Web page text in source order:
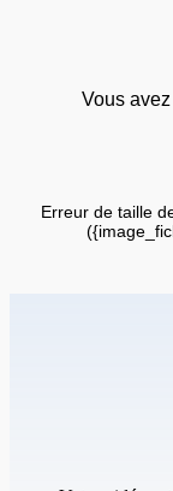
Vous
Erreur de taille